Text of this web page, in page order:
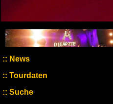
News
Tourdaten
Suche